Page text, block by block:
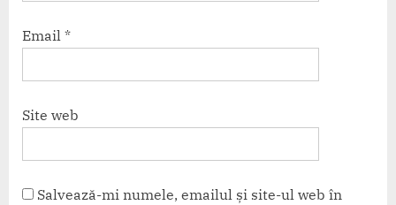
Email *
Site web
Salvează-mi numele, emailul și site-ul web în